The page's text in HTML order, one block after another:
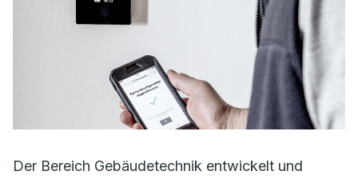
Der Bereich Gebäudetechnik entwickelt und